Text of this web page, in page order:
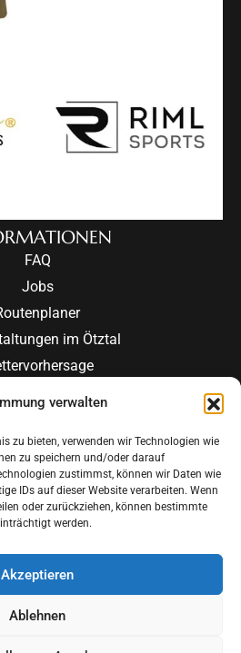
verwalten
zu bieten, verwenden wir Technologien wie
zu speichern und/oder darauf
zustimmst, können wir Daten wie
IDs auf dieser Website verarbeiten. Wenn
oder zurückziehen, können bestimmte
werden.
Akzeptieren
Ablehnen
FAQ
Jobs
im Ötztal
JETZT BUCHEN
|